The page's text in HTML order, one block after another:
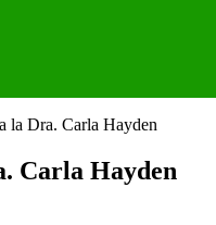
la Dra. Carla Hayden
Carla Hayden